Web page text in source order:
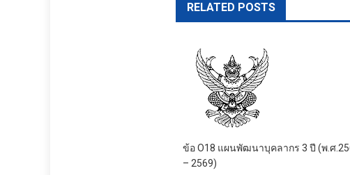
RELATED POSTS
ข้อ O18 แผนพัฒนาบุคลากร 3 ปี (พ.ศ
– 2569)